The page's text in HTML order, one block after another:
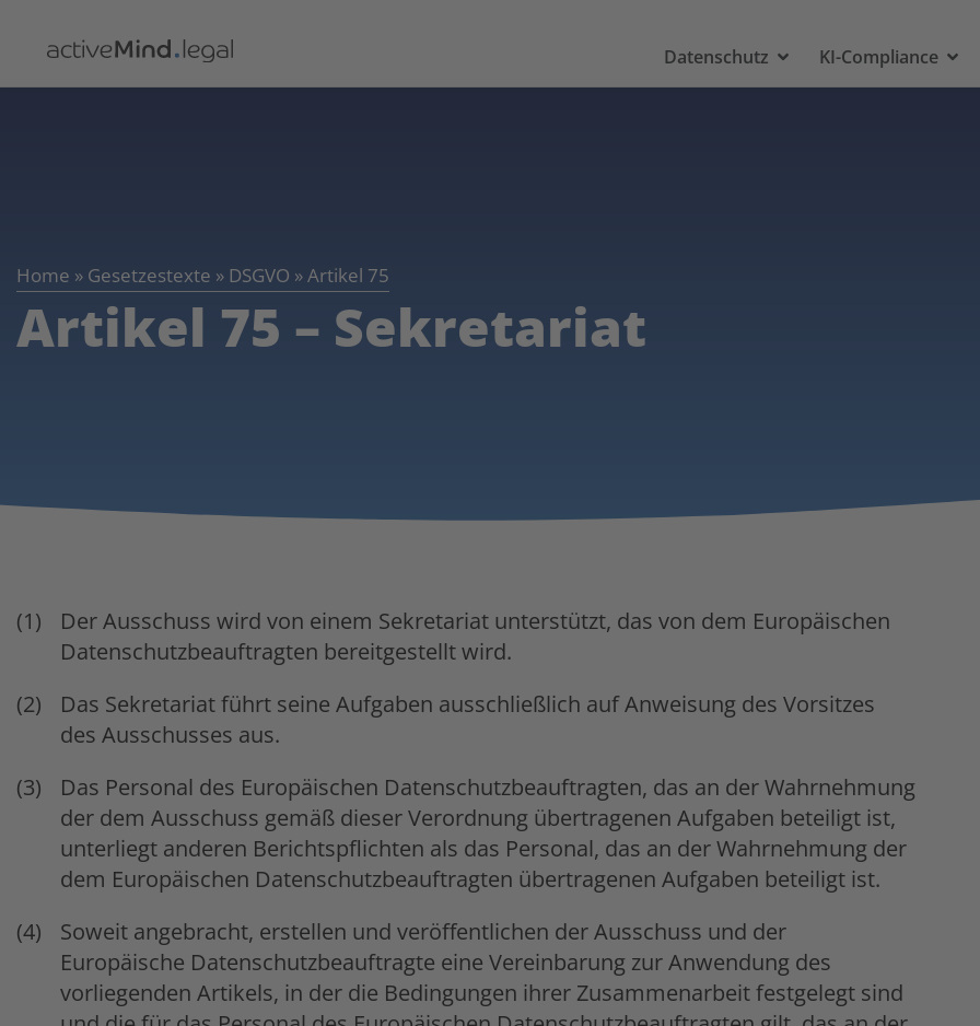
Datenschutz KI-Compliance
Home » Gesetzestexte » DSGVO »Artikel 75
Artikel 75 – Sekretariat
Der Ausschuss wird von einem Sekretariat unterstützt, das von dem Europäischen
Datenschutzbeauftragten bereitgestellt wird.
Das Sekretariat führt seine Aufgaben ausschließlich auf Anweisung des Vorsitzes
des Ausschusses aus.
Das Personal des Europäischen Datenschutzbeauftragten, das an der Wahrnehmung
der dem Ausschuss gemäß dieser Verordnung übertragenen Aufgaben beteiligt ist,
unterliegt anderen Berichtspflichten als das Personal, das an der Wahrnehmung der
dem Europäischen Datenschutzbeauftragten übertragenen Aufgaben beteiligt ist.
Soweit angebracht, erstellen und veröffentlichen der Ausschuss und der
Europäische Datenschutzbeauftragte eine Vereinbarung zur Anwendung des
vorliegenden Artikels, in der die Bedingungen ihrer Zusammenarbeit festgelegt sind